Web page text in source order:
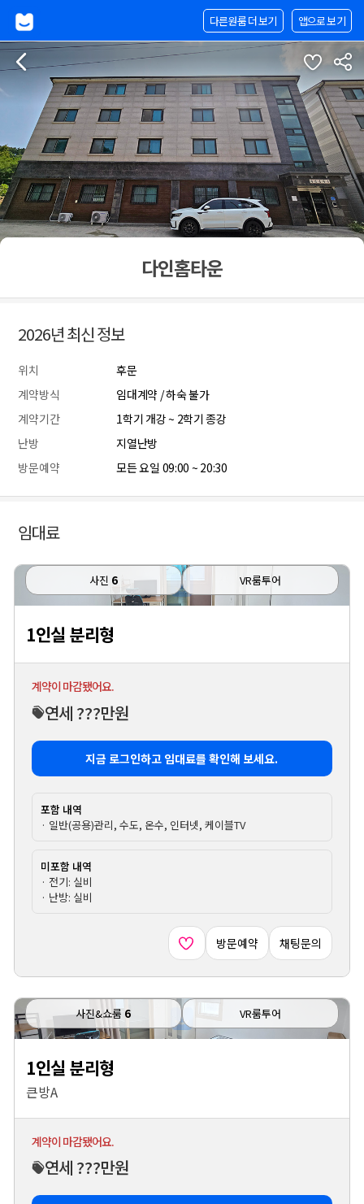
앱으로 보기
다른원룸 더 보기
다인홈타운
2026년 최신 정보
위치
후문
계약방식
임대계약 / 하숙 불가
계약기간
1학기 개강 ~ 2학기 종강
난방
지열난방
방문예약
모든 요일 09:00 ~ 20:30
임대료
사진 6 VR룸투어
1인실 분리형
계약이 마감됐어요.
연세 ???만원
지금 로그인하고 임대료를 확인해 보세요.
포함 내역
· 일반(공용)관리, 수도, 온수, 인터넷, 케이블TV
미포함 내역
· 전기: 실비
· 난방: 실비
방문예약 채팅문의
사진&쇼룸6 VR룸투어
1인실 분리형
큰방A
계약이 마감됐어요.
연세 ???만원